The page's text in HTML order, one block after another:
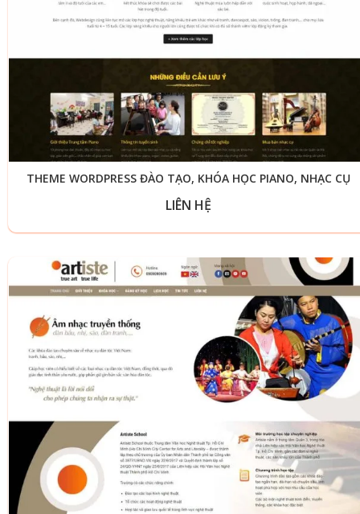
THEME WORDPRESS ĐÀO TẠO, KHÓA HỌC PIANO, NHẠC CỤ
LIÊN HỆ